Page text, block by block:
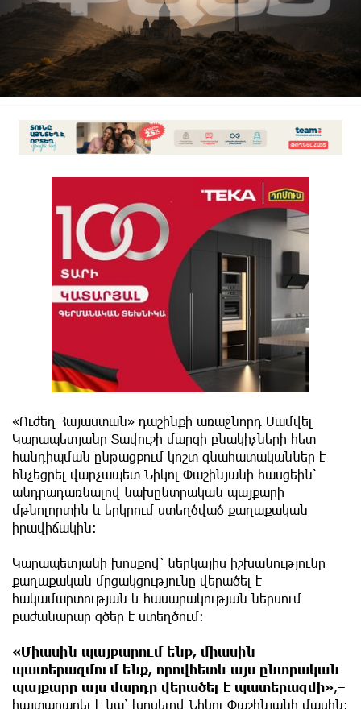
«Ուժեղ Հայաստան» դաշինքի առաջնորդ Սամվել
Կարապետյանը Տավուշի մարզի բնակիչների հետ
հանդիպման ընթացքում կոշտ գնահատականներ է
հնչեցրել վարչապետ Նիկոլ Փաշինյանի հասցեին՝
անդրադառնալով նախընտրական պայքարի
մթնոլորտին և երկրում ստեղծված քաղաքական
իրավիճակին։
Կարապետյանի խոսքով՝ ներկայիս իշխանությունը
քաղաքական մրցակցությունը վերածել է
հակամարտության և հասարակության ներսում
բաժանարար գծեր է ստեղծում։
«Միասին պայքարում ենք, միասին
պատերազմում ենք, որովհետև այս ընտրական
պայքարը այս մարդը վերածել է պատերազմի»,–
հայտարարել է նա՝ խոսելով Նիկոլ Փաշինյանի մասին։